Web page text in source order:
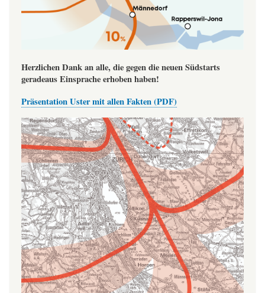
Herzlichen Dank an alle, die gegen die neuen Südstarts
geradeaus Einsprache erhoben haben!
Präsentation Uster mit allen Fakten (PDF)